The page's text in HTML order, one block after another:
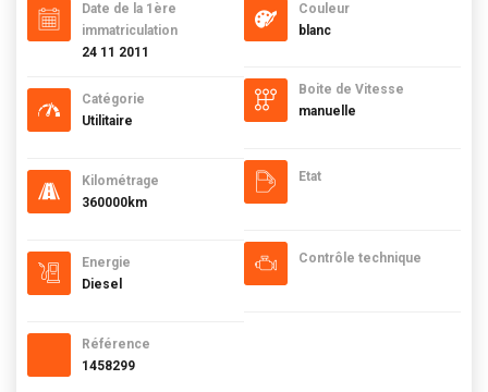
Date de la 1ère
immatriculation
24 11 2011
Catégorie
Utilitaire
Kilométrage
360000km
Energie
Diesel
Référence
1458299
Couleur
blanc
Boite de Vitesse
manuelle
Etat
Contrôle technique